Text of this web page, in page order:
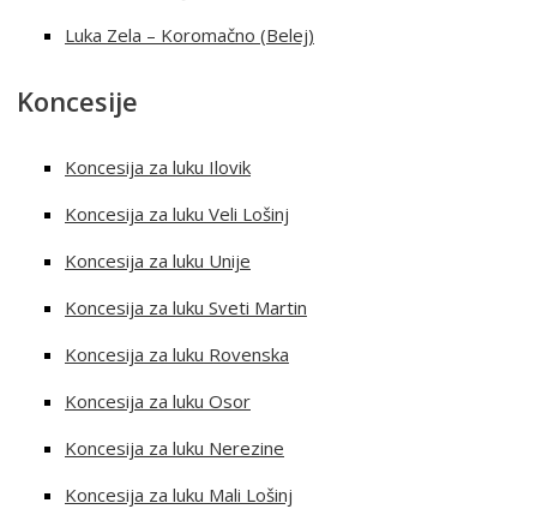
Luka Zela – Koromačno (Belej)
Koncesije
Koncesija za luku Ilovik
Koncesija za luku Veli Lošinj
Koncesija za luku Unije
Koncesija za luku Sveti Martin
Koncesija za luku Rovenska
Koncesija za luku Osor
Koncesija za luku Nerezine
Koncesija za luku Mali Lošinj